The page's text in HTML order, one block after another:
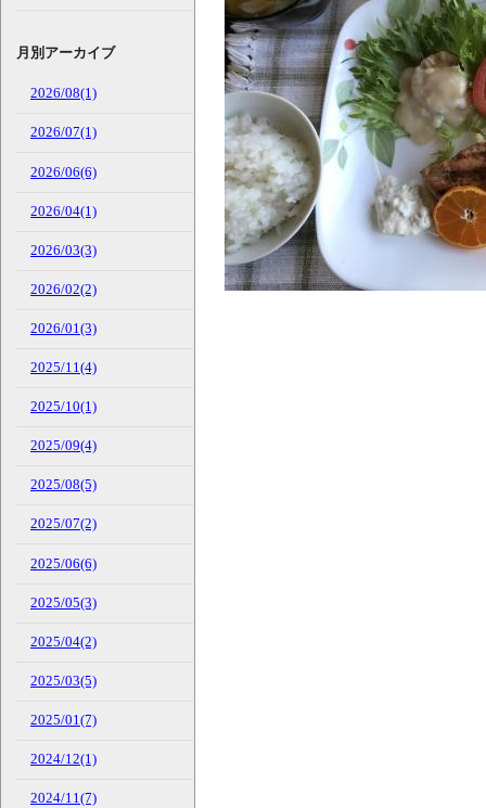
月別アーカイブ
2026/08(1)
2026/07(1)
2026/06(6)
2026/04(1)
2026/03(3)
2026/02(2)
2026/01(3)
2025/11(4)
2025/10(1)
2025/09(4)
2025/08(5)
2025/07(2)
2025/06(6)
2025/05(3)
2025/04(2)
2025/03(5)
2025/01(7)
2024/12(1)
2024/11(7)